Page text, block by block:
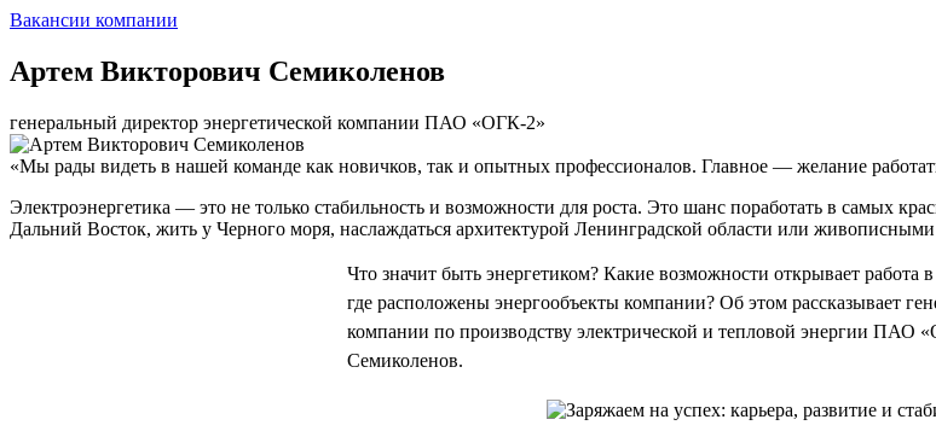
Вакансии компании
Артем Викторович Семиколенов
генеральный директор энергетической компании ПАО «ОГК-2»
«Мы рады видеть в нашей команде как новичков, так и опытных профессионалов. Главное — желание
Электроэнергетика — это не только стабильность и возможности для роста. Это шанс поработать в самых
Дальний Восток, жить у Черного моря, наслаждаться архитектурой Ленинградской области или
Что значит быть энергетиком? Какие возможности открывает
где расположены энергообъекты компании? Об этом рассказывает
компании по производству электрической и тепловой энергии
Семиколенов.